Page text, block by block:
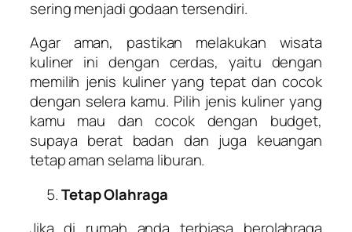
sering menjadi godaan tersendiri.
Agar aman, pastikan melakukan wisata
kuliner ini dengan cerdas, yaitu dengan
memilih jenis kuliner yang tepat dan cocok
dengan selera kamu. Pilih jenis kuliner yang
kamu mau dan cocok dengan budget,
supaya berat badan dan juga keuangan
tetap aman selama liburan.
Tetap Olahraga